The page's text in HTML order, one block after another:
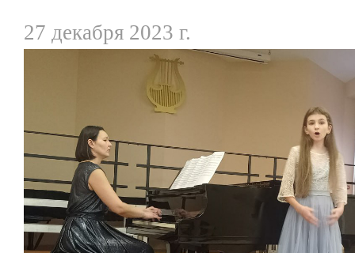
27 декабря 2023 г.